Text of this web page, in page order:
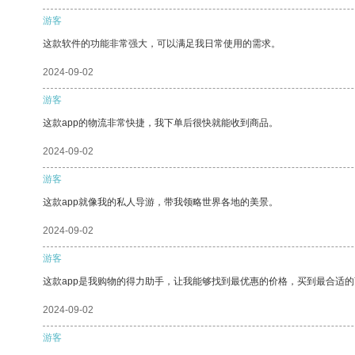
游客
这款软件的功能非常强大，可以满足我日常使用的需求。
2024-09-02
游客
这款app的物流非常快捷，我下单后很快就能收到商品。
2024-09-02
游客
这款app就像我的私人导游，带我领略世界各地的美景。
2024-09-02
游客
这款app是我购物的得力助手，让我能够找到最优惠的价格，买到最合适
2024-09-02
游客